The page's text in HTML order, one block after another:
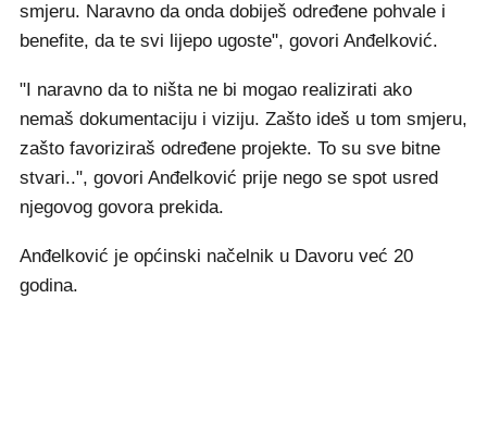
smjeru. Naravno da onda dobiješ određene pohvale i
benefite, da te svi lijepo ugoste", govori Anđelković.
"I naravno da to ništa ne bi mogao realizirati ako
nemaš dokumentaciju i viziju. Zašto ideš u tom smjeru,
zašto favoriziraš određene projekte. To su sve bitne
stvari..", govori Anđelković prije nego se spot usred
njegovog govora prekida.
Anđelković je općinski načelnik u Davoru već 20
godina.